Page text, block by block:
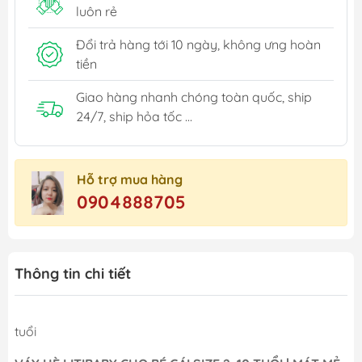
luôn rẻ
Đổi trả hàng tới 10 ngày, không ưng hoàn
tiền
Giao hàng nhanh chóng toàn quốc, ship
24/7, ship hỏa tốc ...
Hỗ trợ mua hàng
0904888705
Thông tin chi tiết
tuổi